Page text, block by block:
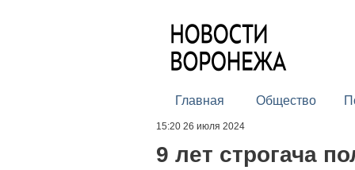
Главная Общество
15:20 26 июля 2024
9 лет строгача